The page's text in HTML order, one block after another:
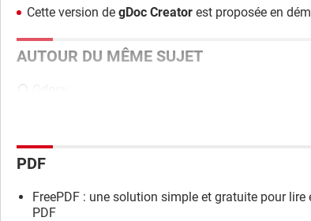
Cette version de gDoc Creator est proposée en
AUTOUR DU MÊME SUJET
PDF
FreePDF : une solution simple et gratuite pour lire
PDF